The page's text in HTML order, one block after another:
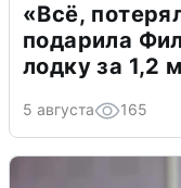
«Всё,
подарила
лодку за 1,2
5 августа 165